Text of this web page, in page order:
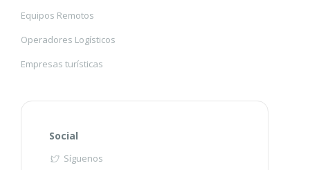
Equipos Remotos
Operadores Logísticos
Empresas turísticas
Social
Síguenos